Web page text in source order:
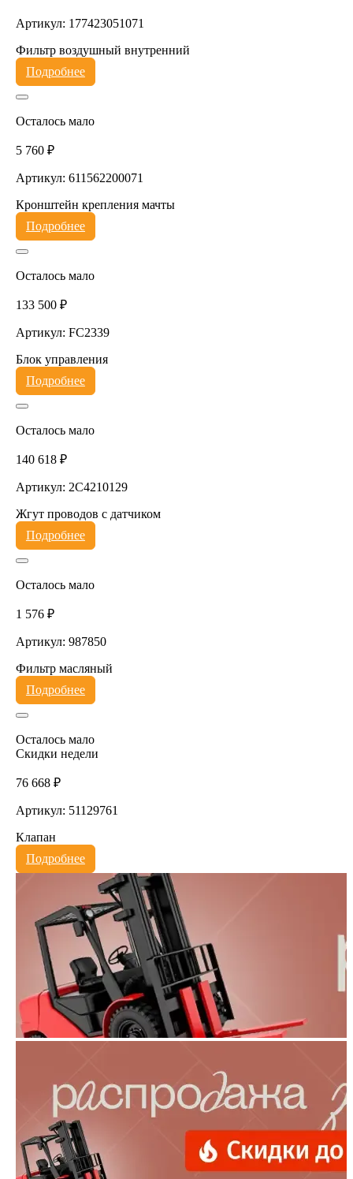
Артикул: 177423051071
Фильтр воздушный внутренний
Подробнее
Осталось мало
5 760 ₽
Артикул: 611562200071
Кронштейн крепления мачты
Подробнее
Осталось мало
133 500 ₽
Артикул: FC2339
Блок управления
Подробнее
Осталось мало
140 618 ₽
Артикул: 2C4210129
Жгут проводов с датчиком
Подробнее
Осталось мало
1 576 ₽
Артикул: 987850
Фильтр масляный
Подробнее
Осталось мало
Скидки недели
76 668 ₽
Артикул: 51129761
Клапан
Подробнее